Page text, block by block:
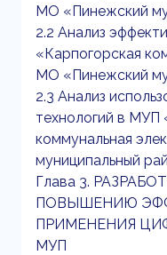
МО «Пинежский
2.2 Анализ
«Карпогорская
МО «Пинежский
2.3 Анализ
технологий в МУП
коммунальная
муниципальный
Глава 3.
ПОВЫШЕНИЮ
ПРИМЕНЕНИЯ
МУП